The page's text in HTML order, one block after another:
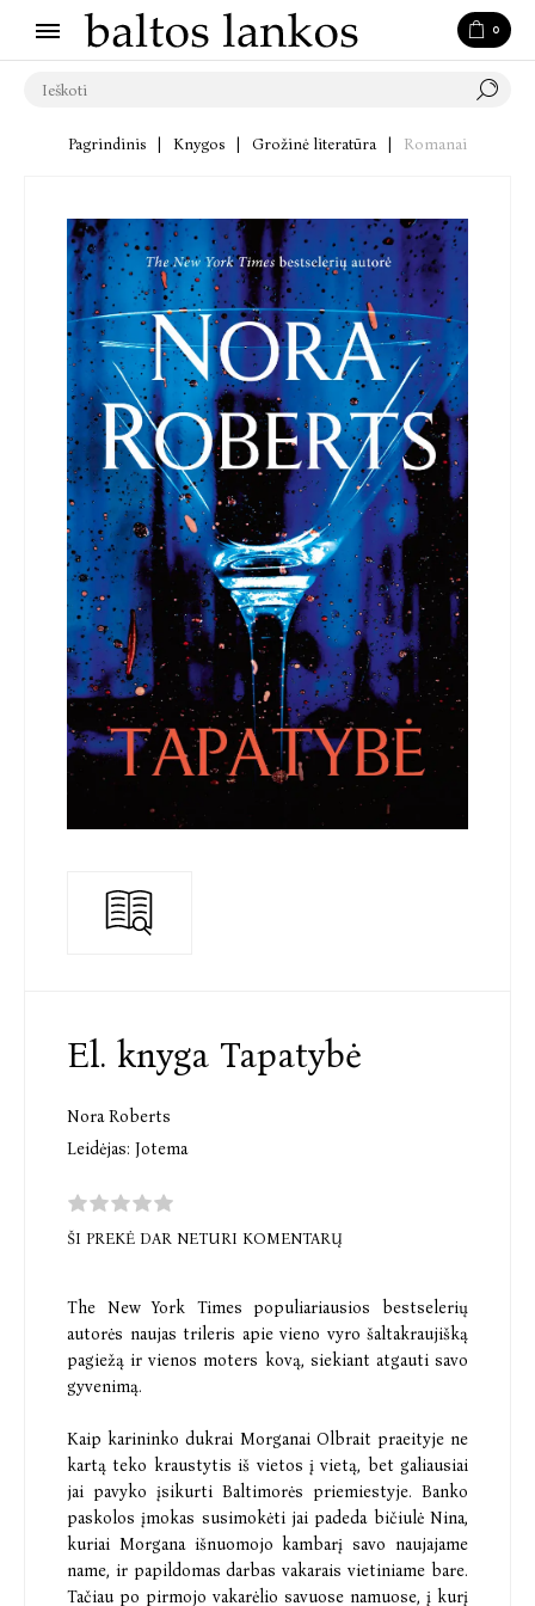
0
Pagrindinis Knygos Grožinė literatūra Romanai
El. knyga Tapatybė
Nora Roberts
Leidėjas: Jotema
ŠI PREKĖ DAR NETURI KOMENTARŲ
The New York Times populiariausios bestselerių
autorės naujas trileris apie vieno vyro šaltakraujišką
pagiežą ir vienos moters kovą, siekiant atgauti savo
gyvenimą.
Kaip karininko dukrai Morganai Olbrait praeityje ne
kartą teko kraustytis iš vietos į vietą, bet galiausiai
jai pavyko įsikurti Baltimorės priemiestyje. Banko
paskolos įmokas susimokėti jai padeda bičiulė Nina,
kuriai Morgana išnuomojo kambarį savo naujajame
name, ir papildomas darbas vakarais vietiniame bare.
Tačiau po pirmojo vakarėlio savuose namuose, į kurį